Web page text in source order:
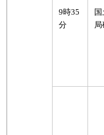
9時35
分
局